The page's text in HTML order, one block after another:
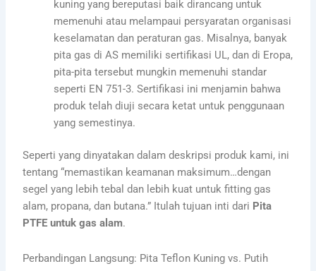
kuning yang bereputasi baik dirancang untuk
memenuhi atau melampaui persyaratan organisasi
keselamatan dan peraturan gas. Misalnya, banyak
pita gas di AS memiliki sertifikasi UL, dan di Eropa,
pita-pita tersebut mungkin memenuhi standar
seperti EN 751-3. Sertifikasi ini menjamin bahwa
produk telah diuji secara ketat untuk penggunaan
yang semestinya.
Seperti yang dinyatakan dalam deskripsi produk kami, ini
tentang “memastikan keamanan maksimum…dengan
segel yang lebih tebal dan lebih kuat untuk fitting gas
alam, propana, dan butana.” Itulah tujuan inti dari Pita
PTFE untuk gas alam.
Perbandingan Langsung: Pita Teflon Kuning vs. Putih